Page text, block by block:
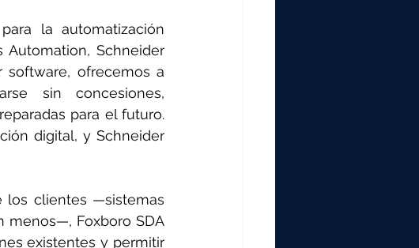
la automatización
Automation, Schneider
software, ofrecemos a
sin concesiones,
para el futuro.
digital, y Schneider
los clientes —sistemas
menos—, Foxboro SDA
existentes y permitir